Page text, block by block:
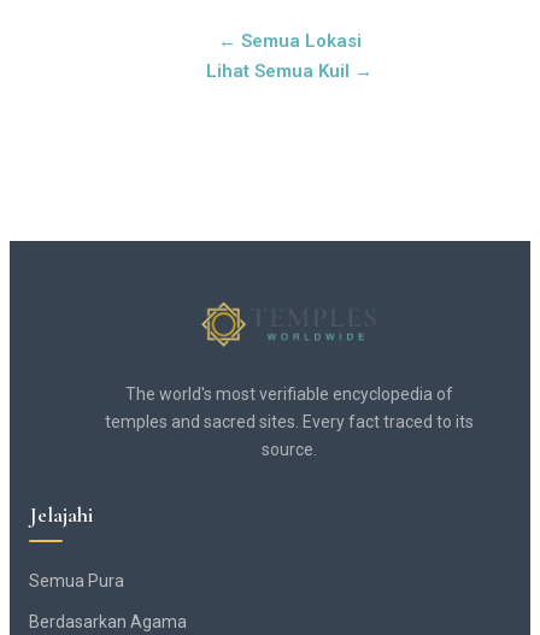
← Semua Lokasi
Lihat Semua Kuil →
The world's most verifiable encyclopedia of
temples and sacred sites. Every fact traced to its
source.
Jelajahi
Semua Pura
Berdasarkan Agama